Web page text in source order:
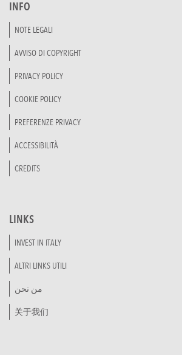
INFO
NOTE LEGALI
AVVISO DI COPYRIGHT
PRIVACY POLICY
COOKIE POLICY
PREFERENZE PRIVACY
ACCESSIBILITÀ
CREDITS
LINKS
INVEST IN ITALY
ALTRI LINKS UTILI
من نحن
关于我们